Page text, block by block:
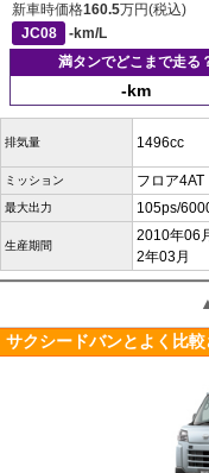
新車時価格160.5万円(税込)
JC08
-km/L
満タンでどこまで走る
-km
排気量 1496cc
ミッション フロア4AT
最大出力 105ps/
生産期間
2010年06
2年03月
サクシードバンとよく比